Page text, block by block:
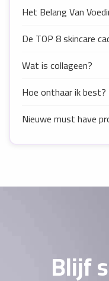
Het Belang Van
De TOP 8 skincare
Wat is collageen?
Hoe onthaar ik
Nieuwe must have
Blijf